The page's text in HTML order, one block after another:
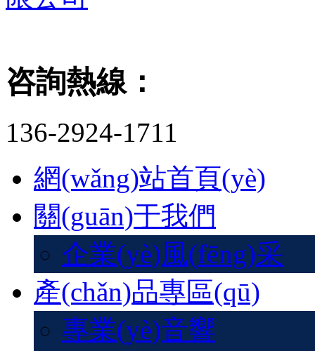
咨詢熱線：
136-2924-1711
網(wǎng)站首頁(yè)
關(guān)于我們
企業(yè)風(fēng)采
產(chǎn)品專區(qū)
專業(yè)音響